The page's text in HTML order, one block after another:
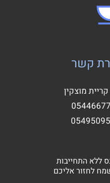
קשר
ללא התחייבות
לחזור אליכם